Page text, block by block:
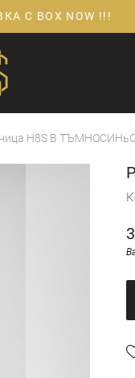
С BOX NOW !!!
H8S В